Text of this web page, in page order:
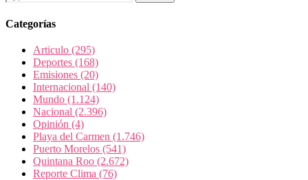
Categorías
Articulo (295)
Deportes (168)
Emisiones (20)
Internacional (140)
Mundo (1.124)
Nacional (2.396)
Opinión (4)
Playa del Carmen (1.746)
Puerto Morelos (541)
Quintana Roo (2.672)
Reporte Clima (76)